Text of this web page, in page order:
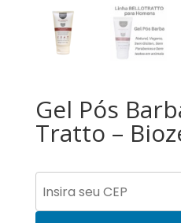
Gel Pós
Tratto –